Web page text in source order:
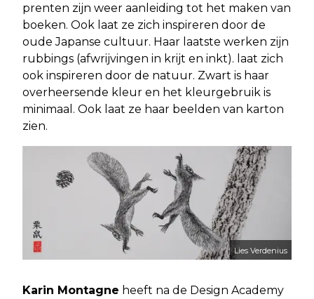
prenten zijn weer aanleiding tot het maken van
boeken. Ook laat ze zich inspireren door de
oude Japanse cultuur. Haar laatste werken zijn
rubbings (afwrijvingen in krijt en inkt). laat zich
ook inspireren door de natuur. Zwart is haar
overheersende kleur en het kleurgebruik is
minimaal. Ook laat ze haar beelden van karton
zien.
Lies Verdenius
Karin Montagne heeft na de Design Academy